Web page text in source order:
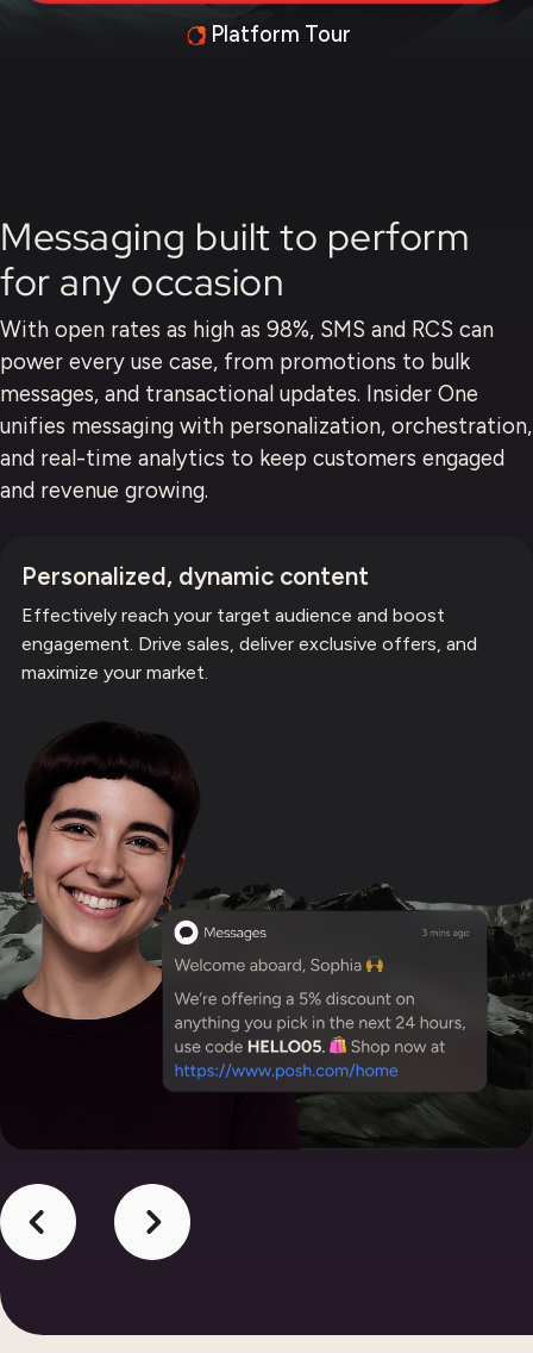
Platform Tour
Messaging built to perform
for any occasion
With open rates as high as 98%, SMS and RCS can
power every use case, from promotions to bulk
messages, and transactional updates. Insider One
unifies messaging with personalization, orchestration,
and real-time analytics to keep customers engaged
and revenue growing.
Personalized, dynamic content
Effectively reach your target audience and boost
engagement. Drive sales, deliver exclusive offers, and
maximize your market.